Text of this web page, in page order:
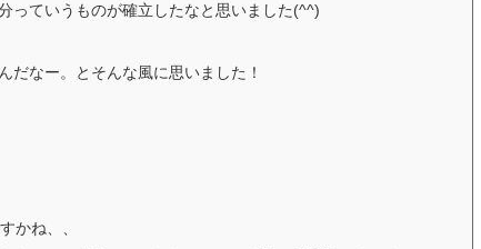
っていうものが確立したなと思いました(^^)
だなー。とそんな風に思いました！
かね、、